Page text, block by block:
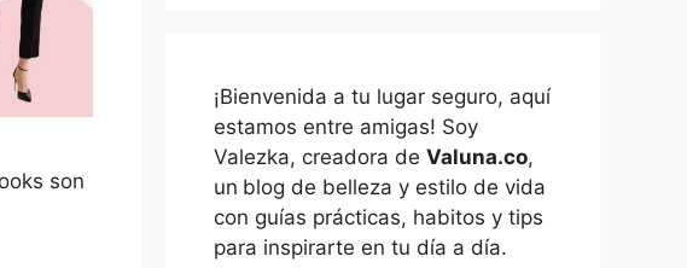
son
¡Bienvenida a tu lugar seguro, aquí
estamos entre amigas! Soy
Valezka, creadora de Valuna.co,
un blog de belleza y estilo de vida
con guías prácticas, habitos y tips
para inspirarte en tu día a día.